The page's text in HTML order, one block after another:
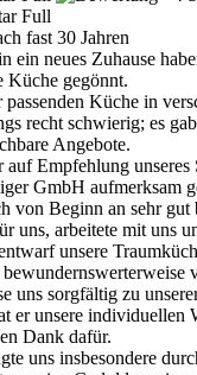
fast 30 Jahren
ein neues Zuhause
Küche gegönnt.
Küche in
recht schwierig; es
Angebote.
Empfehlung unseres
GmbH aufmerksam
von Beginn an sehr gut
uns, arbeitete mit uns
unsere
uns sorgfältig zu
er unsere individuellen
Dank dafür.
uns insbesondere